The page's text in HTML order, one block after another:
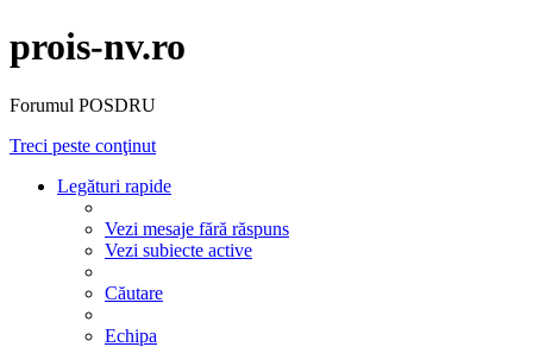
prois-nv.ro
Forumul POSDRU
Treci peste conţinut
Legături rapide
Vezi mesaje fără răspuns
Vezi subiecte active
Căutare
Echipa